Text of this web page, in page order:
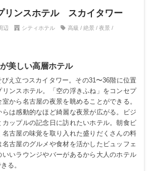
リンスホテル スカイタワー
辺 シティホテル 高級 / 絶景 / 夜景 /
美しい高層ホテル
え立つスカイタワー。その31〜36階に位置
リンスホテル。「空の浮きふね」をコンセプ
から名古屋の夜景を眺めることができる。
は感動的なほど綺麗な夜景が広がる。ビジ
カップルの記念日に訪れたいホテル。朝食ビ
名古屋の味覚を取り入れた盛りだくさんの料
古屋のグルメや食材を活かしたビュッフェ
いいラウンジやバーがあるから大人のホテル
る。